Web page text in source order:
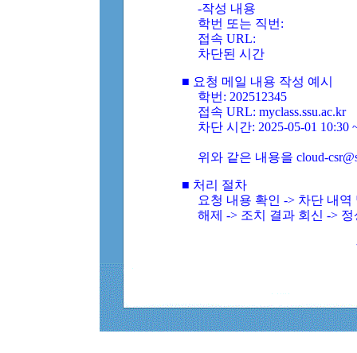
-작성 내용
학번 또는 직번:
접속 URL:
차단된 시간
■ 요청 메일 내용 작성 예시
학번: 202512345
접속 URL: myclass.ssu.ac.kr
차단 시간: 2025-05-01 10:30
위와 같은 내용을 cloud-
■ 처리 절차
요청 내용 확인 -> 차단 내
해제 -> 조치 결과 회신 ->